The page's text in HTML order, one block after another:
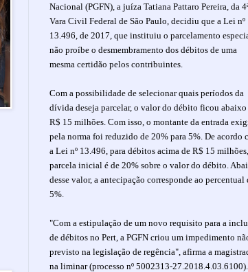
Nacional (PGFN), a juíza Tatiana Pattaro Pereira, da
Vara Civil Federal de São Paulo, decidiu que a Lei nº
13.496, de 2017, que instituiu o parcelamento
não proíbe o desmembramento dos débitos de uma
mesma certidão pelos contribuintes.
Com a possibilidade de selecionar quais períodos da
dívida deseja parcelar, o valor do débito ficou abaixo
R$ 15 milhões. Com isso, o montante da entrada
pela norma foi reduzido de 20% para 5%. De acordo
a Lei nº 13.496, para débitos acima de R$ 15
parcela inicial é de 20% sobre o valor do débito.
desse valor, a antecipação corresponde ao percentual
5%.
"Com a estipulação de um novo requisito para a
de débitos no Pert, a PGFN criou um impedimento
previsto na legislação de regência", afirma a
na liminar (processo nº 5002313-27.2018.4.03.6100).